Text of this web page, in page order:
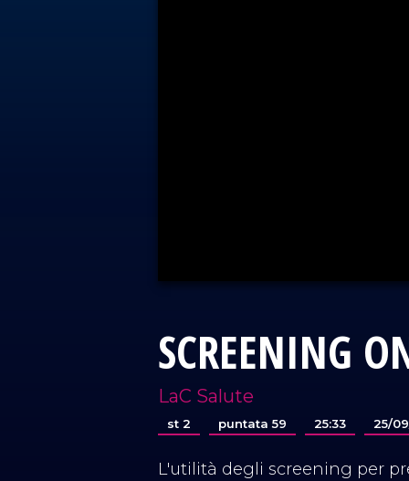
SCREENING
LaC Salute
st 2 puntata 59 25:33 25/
L'utilità degli screening per